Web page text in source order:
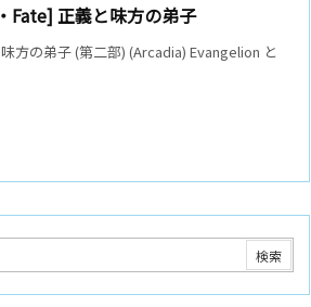
Fate] 正義と味方の弟子
方の弟子 (第二部) (Arcadia) Evangelion と